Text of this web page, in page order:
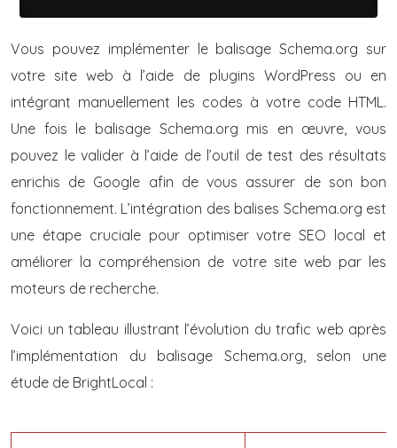
Vous pouvez implémenter le balisage Schema.org sur
votre site web à l’aide de plugins WordPress ou en
intégrant manuellement les codes à votre code HTML.
Une fois le balisage Schema.org mis en œuvre, vous
pouvez le valider à l’aide de l’outil de test des résultats
enrichis de Google afin de vous assurer de son bon
fonctionnement. L’intégration des balises Schema.org est
une étape cruciale pour optimiser votre SEO local et
améliorer la compréhension de votre site web par les
moteurs de recherche.
Voici un tableau illustrant l’évolution du trafic web après
l’implémentation du balisage Schema.org, selon une
étude de BrightLocal :